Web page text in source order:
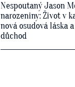
Nespoutaný Jason
narozeniny: Život v
nová osudová láska
důchod